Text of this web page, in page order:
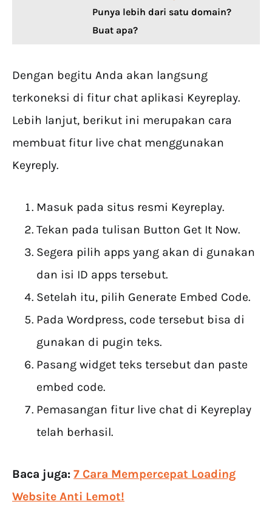
Punya lebih dari satu domain?
Buat apa?
Dengan begitu Anda akan langsung
terkoneksi di fitur chat aplikasi Keyreplay.
Lebih lanjut, berikut ini merupakan cara
membuat fitur live chat menggunakan
Keyreply.
Masuk pada situs resmi Keyreplay.
Tekan pada tulisan Button Get It Now.
Segera pilih apps yang akan di gunakan
dan isi ID apps tersebut.
Setelah itu, pilih Generate Embed Code.
Pada Wordpress, code tersebut bisa di
gunakan di pugin teks.
Pasang widget teks tersebut dan paste
embed code.
Pemasangan fitur live chat di Keyreplay
telah berhasil.
Baca juga: 7 Cara Mempercepat Loading
Website Anti Lemot!